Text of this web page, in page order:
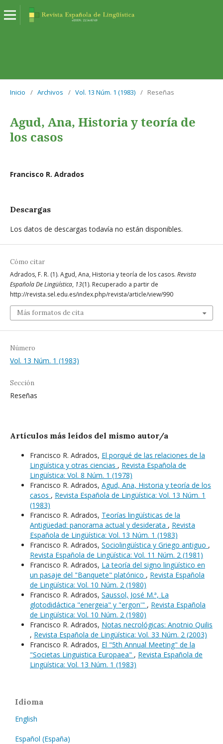
Inicio / Archivos / Vol. 13 Núm. 1 (1983) / Reseñas
Agud, Ana, Historia y teoría de
los casos
Francisco R. Adrados
Descargas
Los datos de descargas todavía no están disponibles.
Cómo citar
Adrados, F. R. (1). Agud, Ana, Historia y teoría de los casos. Revista
Española De Lingüística, 13(1). Recuperado a partir de
http://revista.sel.edu.es/index.php/revista/article/view/990
Más formatos de cita
Número
Vol. 13 Núm. 1 (1983)
Sección
Reseñas
Artículos más leídos del mismo autor/a
Francisco R. Adrados, El porqué de las relaciones de la
Lingüística y otras ciencias , Revista Española de
Lingüística: Vol. 8 Núm. 1 (1978)
Francisco R. Adrados, Agud, Ana, Historia y teoría de los
casos , Revista Española de Lingüística: Vol. 13 Núm. 1
(1983)
Francisco R. Adrados, Teorías lingüísticas de la
Antigüedad: panorama actual y desiderata , Revista
Española de Lingüística: Vol. 13 Núm. 1 (1983)
Francisco R. Adrados, Sociolingüística y Griego antiguo ,
Revista Española de Lingüística: Vol. 11 Núm. 2 (1981)
Francisco R. Adrados, La teoría del signo lingüístico en
un pasaje del "Banquete" platónico , Revista Española
de Lingüística: Vol. 10 Núm. 2 (1980)
Francisco R. Adrados, Saussol, José M.ª, La
glotodidáctica "energeia" y "ergon'" , Revista Española
de Lingüística: Vol. 10 Núm. 2 (1980)
Francisco R. Adrados, Notas necrológicas: Anotnio Quilis
, Revista Española de Lingüística: Vol. 33 Núm. 2 (2003)
Francisco R. Adrados, El "5th Annual Meeting" de la
"Societas Linguistica Europaea" , Revista Española de
Lingüística: Vol. 13 Núm. 1 (1983)
Idioma
English
Español (España)